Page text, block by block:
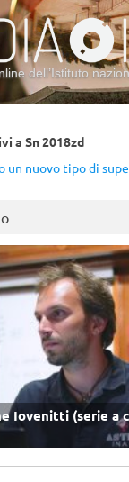
dell’Istituto
a Sn 2018zd
un nuovo tipo di
Iovenitti (serie a